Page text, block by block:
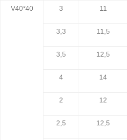
V40*40 3 11
3,3 11,5
3,5 12,5
4 14
2 12
2,5 12,5